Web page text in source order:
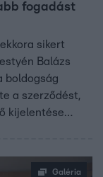
fogadást
sikert
Balázs
boldogság
a szerződést,
kijelentése…
Galéria